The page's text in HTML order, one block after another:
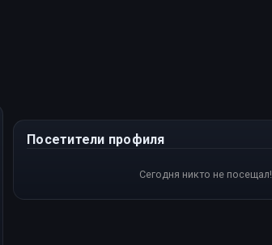
Посетители профиля
Сегодня никто не посещал!